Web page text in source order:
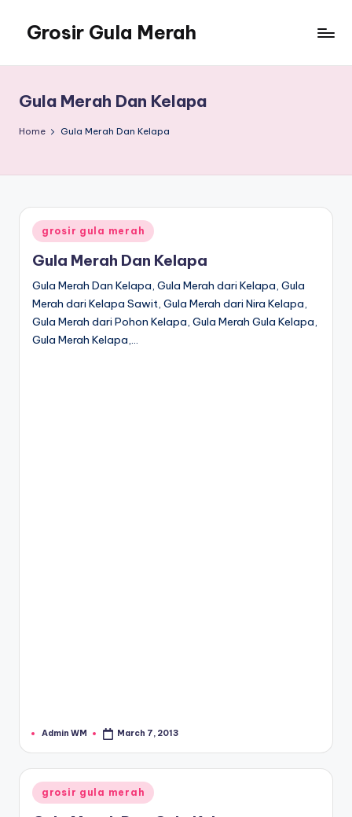
content
Grosir Gula Merah
Gula
Merah
Gula Merah Dan Kelapa
Home Gula Merah Dan Kelapa
Posted
in
grosir gula merah
Gula Merah Dan Kelapa
Gula Merah Dan Kelapa, Gula Merah dari Kelapa, Gula
Merah dari Kelapa Sawit, Gula Merah dari Nira Kelapa,
Gula Merah dari Pohon Kelapa, Gula Merah Gula Kelapa,
Gula Merah Kelapa,…
Posted
Admin WM March 7, 2013
Posted
in
grosir gula merah